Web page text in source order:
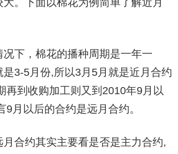
。下面以棉花为例简单了解近月
下，棉花的播种周期是一年一
3-5月份,所以3月5月就是近月合约
再到收购加工则又到2010年9月以
9月以后的合约是远月合约。
约其实主要看是否是主力合约,